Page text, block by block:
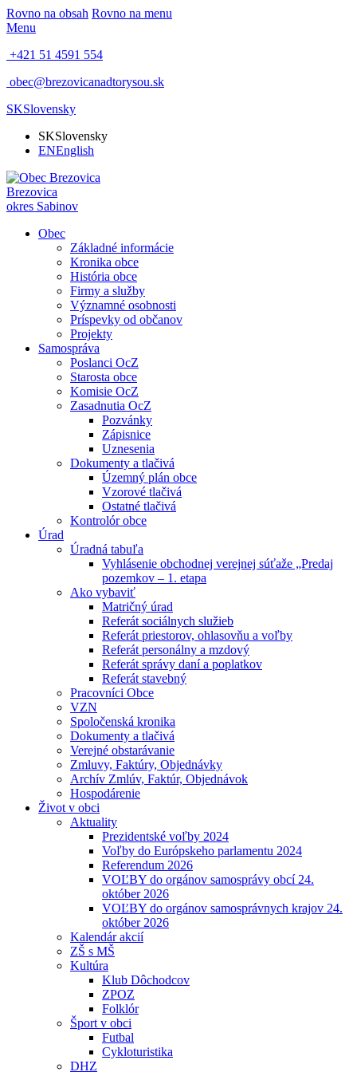
Rovno na obsah Rovno na menu
Menu
+421 51 4591 554
obec@brezovicanadtorysou.sk
SKSlovensky
SKSlovensky
ENEnglish
Brezovica
okres Sabinov
Obec
Základné informácie
Kronika obce
História obce
Firmy a služby
Významné osobnosti
Príspevky od občanov
Projekty
Samospráva
Poslanci OcZ
Starosta obce
Komisie OcZ
Zasadnutia OcZ
Pozvánky
Zápisnice
Uznesenia
Dokumenty a tlačivá
Územný plán obce
Vzorové tlačivá
Ostatné tlačivá
Kontrolór obce
Úrad
Úradná tabuľa
Vyhlásenie obchodnej verejnej súťaže „Predaj
pozemkov – 1. etapa
Ako vybaviť
Matričný úrad
Referát sociálnych služieb
Referát priestorov, ohlasovňu a voľby
Referát personálny a mzdový
Referát správy daní a poplatkov
Referát stavebný
Pracovníci Obce
VZN
Spoločenská kronika
Dokumenty a tlačivá
Verejné obstarávanie
Zmluvy, Faktúry, Objednávky
Archív Zmlúv, Faktúr, Objednávok
Hospodárenie
Život v obci
Aktuality
Prezidentské voľby 2024
Voľby do Európskeho parlamentu 2024
Referendum 2026
VOĽBY do orgánov samosprávy obcí 24.
október 2026
VOĽBY do orgánov samosprávnych krajov 24.
október 2026
Kalendár akcií
ZŠ s MŠ
Kultúra
Klub Dôchodcov
ZPOZ
Folklór
Šport v obci
Futbal
Cykloturistika
DHZ